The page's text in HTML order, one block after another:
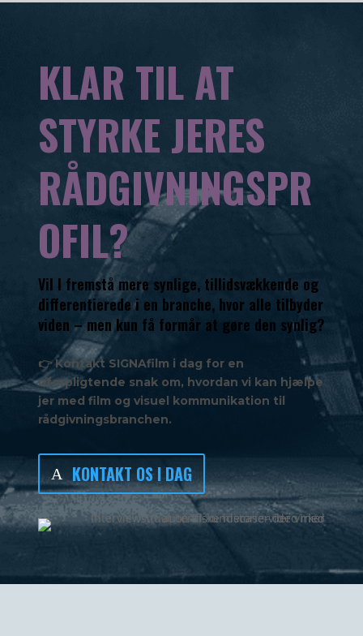
KLAR TIL AT
STYRKE JERES
RÅDGIVNINGSPR
OFIL?
Vil I fremstå mere synlige, tillidsvækkende og
differentierede i en branche, hvor alle tilbyder
viden – men kun få formår at gøre den synlig?
👉 Kontakt SIGNAfilm i dag for en
uforpligtende snak om, hvordan vi kan hjælpe
jer med film og visuel kommunikation til
rådgivningsbranchen.
KONTAKT OS I DAG